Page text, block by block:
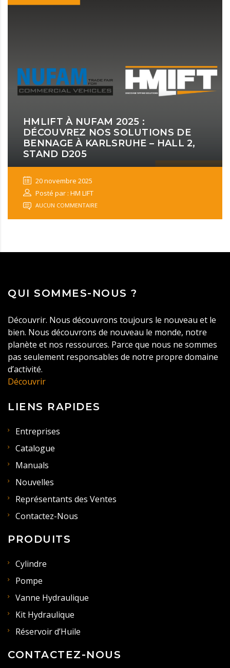
HMLIFT À NUFAM 2025 :
DÉCOUVREZ NOS SOLUTIONS DE
BENNAGE À KARLSRUHE – HALL 2,
STAND D205
20 novembre 2025
Posté par : HM LIFT
AUCUN COMMENTAIRE
QUI SOMMES-NOUS ?
Découvrir. Nous découvrons toujours le nouveau et le
bien. Nous découvrons de nouveau le monde, notre
planète et nos ressources. Parce que nous ne sommes
pas seulement responsables de notre propre domaine
d’activité.
Découvrir
LIENS RAPIDES
Entreprises
Catalogue
Manuals
Nouvelles
Représentants des Ventes
Contactez-Nous
PRODUITS
Cylindre
Pompe
Vanne Hydraulique
Kit Hydraulique
Réservoir d’Huile
CONTACTEZ-NOUS